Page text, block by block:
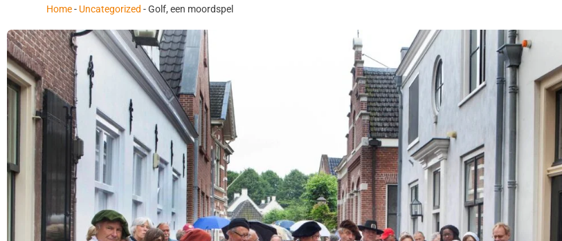
Home- Uncategorized -Golf, een moordspel